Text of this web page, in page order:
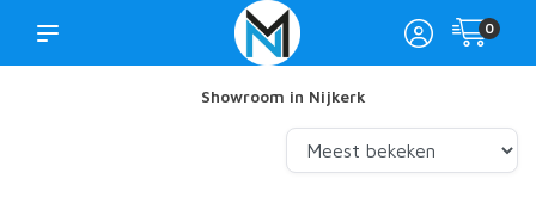
0
Showroom in Nijkerk